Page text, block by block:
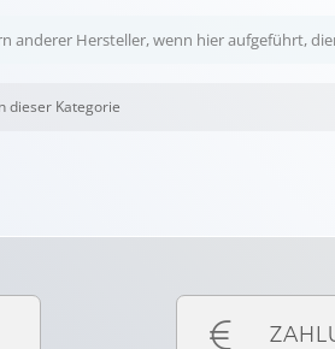
anderer Hersteller, wenn hier aufgeführt,
dieser Kategorie